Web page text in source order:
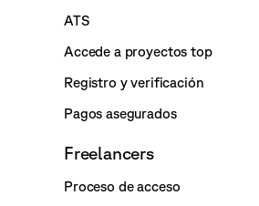
ATS
Accede a proyectos top
Registro y verificación
Pagos asegurados
Freelancers
Proceso de acceso